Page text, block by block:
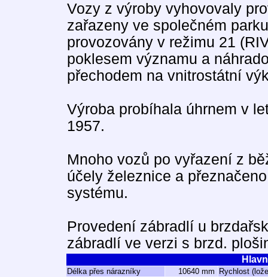
Vozy z výroby vyhovovaly
zařazeny ve společném
provozovány v režimu 21
poklesem významu a
přechodem na vnitrostátní
Výroba probíhala úhrnem v
1957.
Mnoho vozů po vyřazení z
účely železnice a
systému.
Provedení zábradlí u
zábradlí ve verzi s brzd.
Délka přes nárazníky 10640 mm
Rychlost